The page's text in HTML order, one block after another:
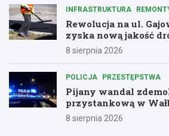
INFRASTRUKTURA
Rewolucja na ul.
zyska nową jakość
8 sierpnia 2026
POLICJA PRZESTĘPSTWA
Pijany wandal
przystankową w
8 sierpnia 2026